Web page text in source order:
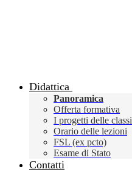
Didattica
Panoramica
Offerta formativa
I progetti delle classi
Orario delle lezioni
FSL (ex pcto)
Esame di Stato
Contatti